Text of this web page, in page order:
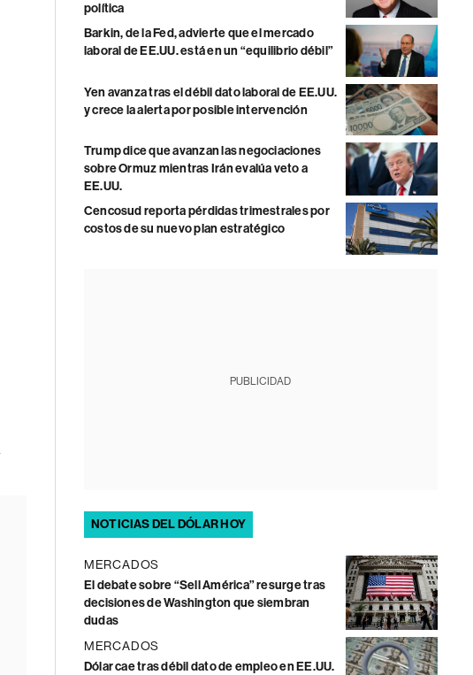
política
Barkin, de la Fed, advierte que el mercado
laboral de EE.UU. está en un “equilibrio débil”
Yen avanza tras el débil dato laboral de EE.UU.
y crece la alerta por posible intervención
Trump dice que avanzan las negociaciones
sobre Ormuz mientras Irán evalúa veto a
EE.UU.
Cencosud reporta pérdidas trimestrales por
costos de su nuevo plan estratégico
PUBLICIDAD
NOTICIAS DEL DÓLAR HOY
MERCADOS
El debate sobre “Sell América” resurge tras
decisiones de Washington que siembran
dudas
MERCADOS
Dólar cae tras débil dato de empleo en EE.UU.